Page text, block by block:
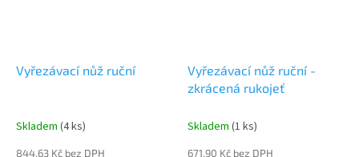
Vyřezávací nůž ruční
Skladem (4 ks)
844,63 Kč bez DPH
Vyřezávací nůž ruční -
zkrácená rukojeť
Skladem (1 ks)
671,90 Kč bez DPH